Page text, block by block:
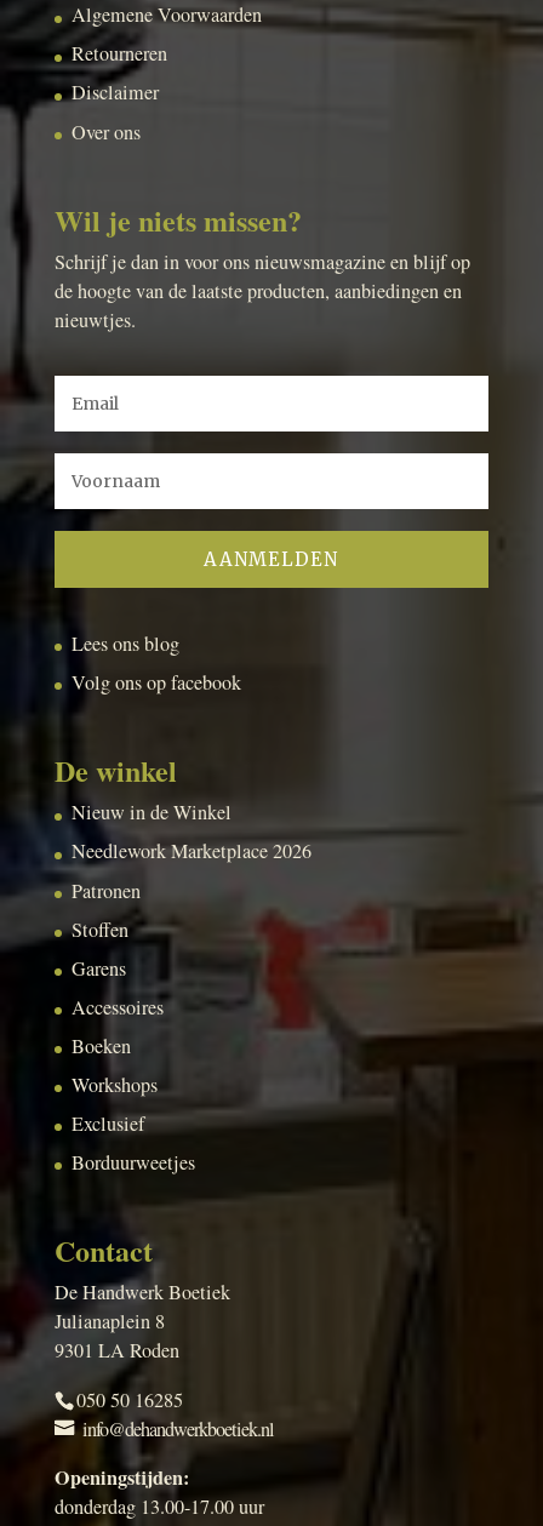
Algemene Voorwaarden
Retourneren
Disclaimer
Over ons
Wil je niets missen?
Schrijf je dan in voor ons nieuwsmagazine en blijf op
de hoogte van de laatste producten, aanbiedingen en
nieuwtjes.
Lees ons blog
Volg ons op facebook
De winkel
Nieuw in de Winkel
Needlework Marketplace 2026
Patronen
Stoffen
Garens
Accessoires
Boeken
Workshops
Exclusief
Borduurweetjes
Contact
De Handwerk Boetiek
Julianaplein 8
9301 LA Roden
050 50 16285
info@dehandwerkboetiek.nl
Openingstijden:
donderdag 13.00-17.00 uur